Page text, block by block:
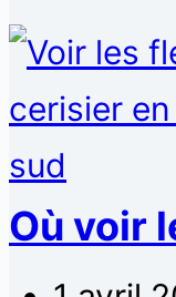
Où voir